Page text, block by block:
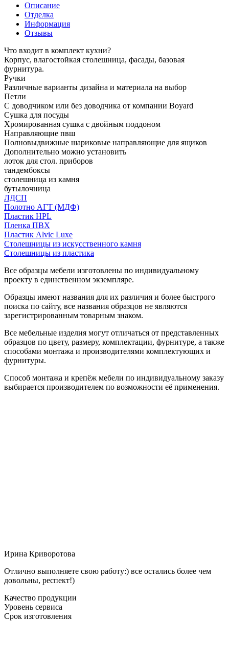
Описание
Отделка
Информация
Отзывы
Что входит в комплект кухни?
Корпус, влагостойкая столешница, фасады, базовая
фурнитура.
Ручки
Различные варианты дизайна и материала на выбор
Петли
С доводчиком или без доводчика от компании Boyard
Сушка для посуды
Хромированная сушка с двойным поддоном
Направляющие пвш
Полновыдвижные шариковые направляющие для ящиков
Дополнительно можно установить
лоток для стол. приборов
тандембоксы
столешница из камня
бутылочница
ЛДСП
Полотно АГТ (МДФ)
Пластик HPL
Пленка ПВХ
Пластик Alvic Luxe
Столешницы из искусственного камня
Столешницы из пластика
Все образцы мебели изготовлены по индивидуальному
проекту в единственном экземпляре.
Образцы имеют названия для их различия и более быстрого
поиска по сайту, все названия образцов не являются
зарегистрированным товарным знаком.
Все мебельные изделия могут отличаться от представленных
образцов по цвету, размеру, комплектации, фурнитуре, а также
способами монтажа и производителями комплектующих и
фурнитуры.
Способ монтажа и крепёж мебели по индивидуальному заказу
выбирается производителем по возможности её применения.
Ирина Криворотова
Отлично выполняете свою работу:) все остались более чем
довольны, респект!)
Качество продукции
Уровень сервиса
Срок изготовления